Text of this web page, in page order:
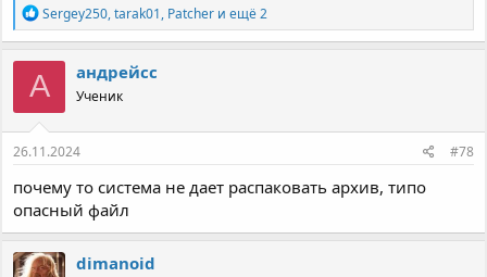
Р
е
а
к
ц
и
и
:
Sergey250,tarak01, Patcher и ещё 2
А андрейcc
Ученик
26.11.2024 #78
почему то система не дает распаковать архив, типо
опасный файл
dimanoid